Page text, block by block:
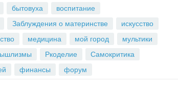
бытовуха
воспитание
Заблуждения о материнстве
искусство
медицина мой город
мультики
Ркоделие
Самокритика
финансы форум